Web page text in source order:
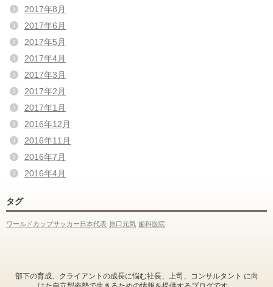
2017年8月
2017年6月
2017年5月
2017年4月
2017年3月
2017年2月
2017年1月
2016年12月
2016年11月
2016年7月
2016年4月
タグ
ワールドカップサッカー日本代表 原口元気 歯科医院
部下の育成、クライアントの成長に悩む社長、上司、コンサルタント に向